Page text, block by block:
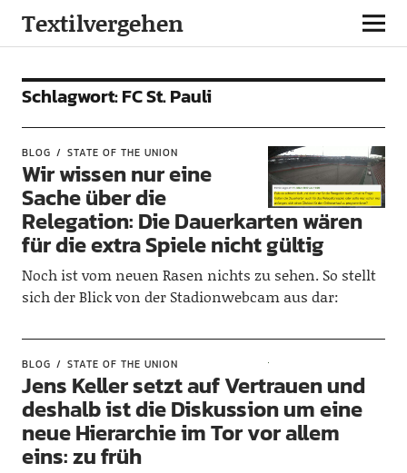
Textilvergehen
Schlagwort:FC St. Pauli
BLOG STATE OF THE UNION
Wir wissen nur eine
Sache über die
Relegation: Die Dauerkarten wären
für die extra Spiele nicht gültig
Noch ist vom neuen Rasen nichts zu sehen. So stellt
sich der Blick von der Stadionwebcam aus dar:
BLOG STATE OF THE UNION
Jens Keller setzt auf Vertrauen und
deshalb ist die Diskussion um eine
neue Hierarchie im Tor vor allem
eins: zu früh